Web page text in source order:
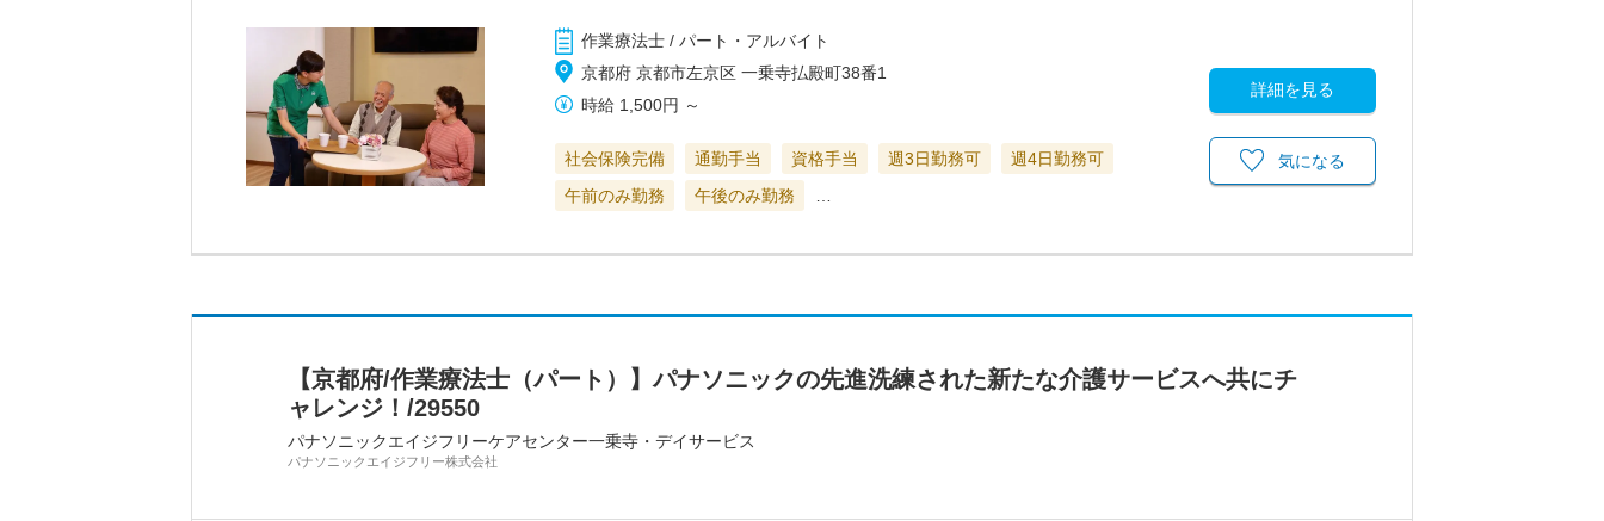
作業療法士 / パート・アルバイト
京都府 京都市左京区 一乗寺払殿町38番1
時給 1,500円 ～
社会保険完備 通勤手当 資格手当 週3日勤務可
週4日勤務可
午前のみ勤務
午後のみ勤務
詳細を見る
気になる
【京都府/作業療法士（パート）】パナソニックの先進洗練された新たな介護サービスへ共にチ
ャレンジ！/29550
パナソニックエイジフリーケアセンター一乗寺・デイサービス
パナソニックエイジフリー株式会社